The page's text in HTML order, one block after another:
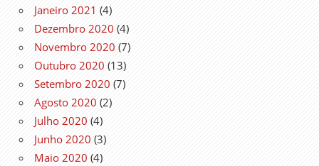
Janeiro 2021 (4)
Dezembro 2020 (4)
Novembro 2020 (7)
Outubro 2020 (13)
Setembro 2020 (7)
Agosto 2020 (2)
Julho 2020 (4)
Junho 2020 (3)
Maio 2020 (4)